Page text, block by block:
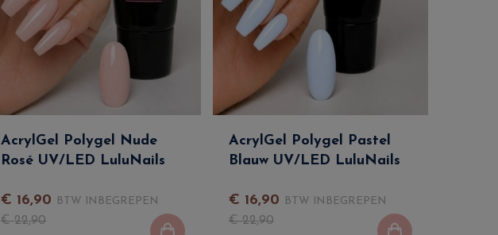
AcrylGel Polygel Nude
Rosé UV/LED LuluNails
€ 16,90 BTW INBEGREPEN
€22,90
AcrylGel Polygel Pastel
Blauw UV/LED LuluNails
€ 16,90 BTW INBEGREPEN
€22,90